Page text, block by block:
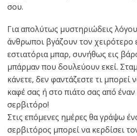
σου.
Για απολύτως μυστηριώδεις
άνθρωποι βγάζουν τον χειρότερο
εστιατόρια μπαρ, συνήθως εις
μπάρμαν που δουλεύουν εκεί.
κάνετε, δεν φαντάζεστε τι μπορεί
καφέ σας ή στο πιάτο σας από
σερβιτόρο!
Στις επόμενες ημέρες θα γράψω
σερβιτόρος μπορεί να κερδίσει